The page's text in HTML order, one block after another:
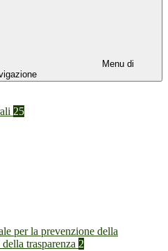
Menu di
25
per la prevenzione della
trasparenza 2